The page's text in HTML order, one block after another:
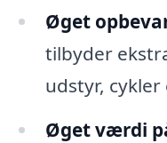
Øget
tilbyder
udstyr,
Øget værdi